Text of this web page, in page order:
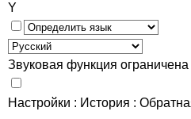
Y
Звуковая функция
Настройки : История :